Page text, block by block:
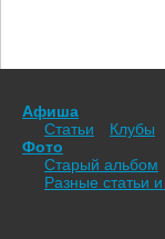
Афиша
Статьи
Клубы
Фото
Старый альбом
Разные статьи